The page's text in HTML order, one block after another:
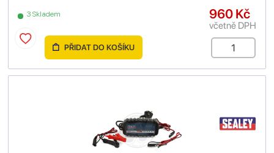
3 Skladem 960 Kč
včetně DPH
PŘIDAT DO KOŠÍKU